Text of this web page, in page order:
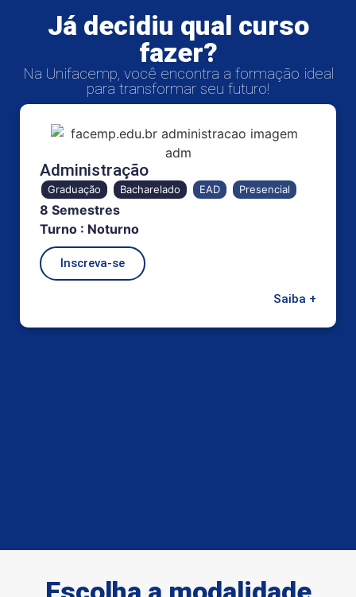
Já decidiu qual curso
fazer?
Na Unifacemp, você encontra a formação ideal
para transformar seu futuro!
Administração
Graduação Bacharelado EAD Presencial
8 Semestres
Turno : Noturno
Inscreva-se
Saiba +